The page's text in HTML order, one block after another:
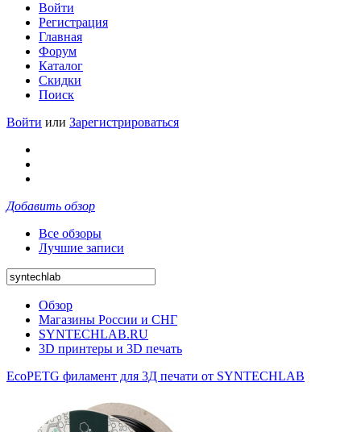
Войти
Регистрация
Главная
Форум
Каталог
Скидки
Поиск
Войти или Зарегистрироваться
Добавить обзор
Все обзоры
Лучшие записи
Обзор
Магазины России и СНГ
SYNTECHLAB.RU
3D принтеры и 3D печать
EcoPETG филамент для 3Д печати от SYNTECHLAB